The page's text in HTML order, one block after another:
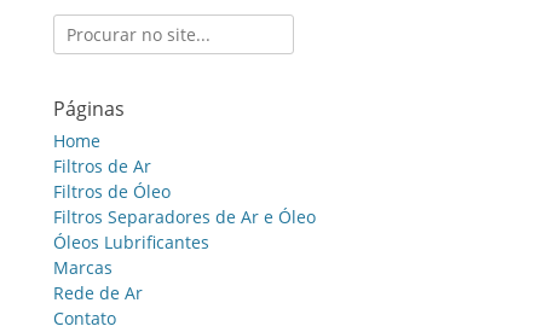
Search
for:
Páginas
Home
Filtros de Ar
Filtros de Óleo
Filtros Separadores de Ar e Óleo
Óleos Lubrificantes
Marcas
Rede de Ar
Contato